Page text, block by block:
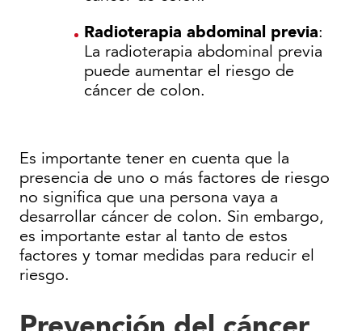
Radioterapia abdominal previa:
La radioterapia abdominal previa
puede aumentar el riesgo de
cáncer de colon.
Es importante tener en cuenta que la
presencia de uno o más factores de riesgo
no significa que una persona vaya a
desarrollar cáncer de colon. Sin embargo,
es importante estar al tanto de estos
factores y tomar medidas para reducir el
riesgo.